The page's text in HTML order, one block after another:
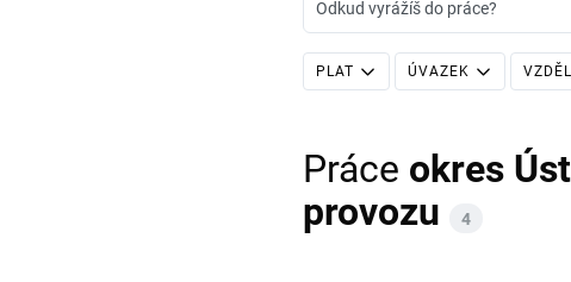
Odkud vyrážíš do práce?
PLAT ÚVAZEK
Práce okres
provozu
4